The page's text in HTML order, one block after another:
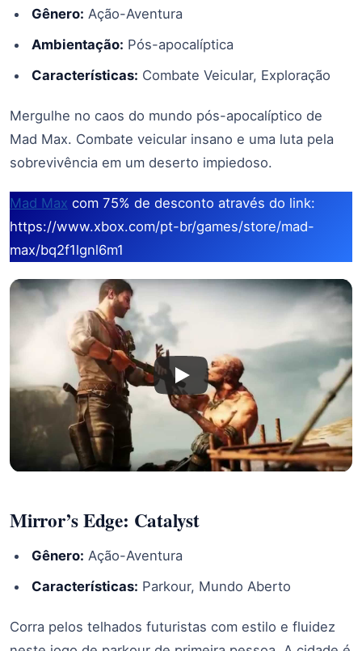
Gênero: Ação-Aventura
Ambientação: Pós-apocalíptica
Características: Combate Veicular, Exploração
Mergulhe no caos do mundo pós-apocalíptico de
Mad Max. Combate veicular insano e uma luta pela
sobrevivência em um deserto impiedoso.
Mad Max com 75% de desconto através do link:
https://www.xbox.com/pt-br/games/store/mad-
max/bq2f1lgnl6m1
Mirror’s Edge: Catalyst
Gênero: Ação-Aventura
Características: Parkour, Mundo Aberto
Corra pelos telhados futuristas com estilo e fluidez